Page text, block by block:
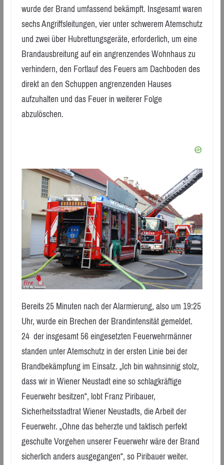
wurde der Brand umfassend bekämpft. Insgesamt waren
sechs Angriffsleitungen, vier unter schwerem Atemschutz
und zwei über Hubrettungsgeräte, erforderlich, um eine
Brandausbreitung auf ein angrenzendes Wohnhaus zu
verhindern, den Fortlauf des Feuers am Dachboden des
direkt an den Schuppen angrenzenden Hauses
aufzuhalten und das Feuer in weiterer Folge
abzulöschen.
Bereits 25 Minuten nach der Alarmierung, also um 19:25
Uhr, wurde ein Brechen der Brandintensität gemeldet.
24 der insgesamt 56 eingesetzten Feuerwehrmänner
standen unter Atemschutz in der ersten Linie bei der
Brandbekämpfung im Einsatz. „Ich bin wahnsinnig stolz,
dass wir in Wiener Neustadt eine so schlagkräftige
Feuerwehr besitzen“, lobt Franz Piribauer,
Sicherheitsstadtrat Wiener Neustadts, die Arbeit der
Feuerwehr. „Ohne das beherzte und taktisch perfekt
geschulte Vorgehen unserer Feuerwehr wäre der Brand
sicherlich anders ausgegangen“, so Piribauer weiter.